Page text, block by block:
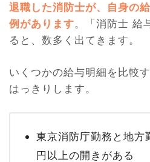
退職した消防士が、自身の
例があります。「消防士 給
ると、数多く出てきます。
いくつかの給与明細を比較
はっきりします。
東京消防庁勤務と地方
円以上の開きがある